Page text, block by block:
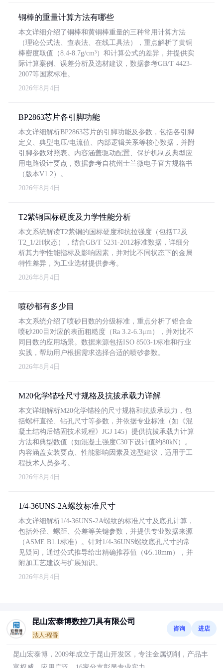
铜棒的重量计算方法有哪些
本文详细介绍了铜棒和黄铜棒重量的三种常用计算方法
（理论公式法、查表法、在线工具法），重点解析了黄铜
棒密度取值（8.4-8.7g/cm³）和计算公式的差异，并提供实
际计算案例、误差分析及选材建议，数据参考GB/T 4423-
2007等国家标准。
2026年8月4日
BP2863芯片各引脚功能
本文详细解析BP2863芯片的引脚功能及参数，包括各引脚
定义、典型电压/电流值、内部逻辑关系等核心数据，并附
引脚参数对照表。内容涵盖驱动配置、保护机制及典型应
用电路设计要点，数据参考自杭州士兰微电子官方规格书
（版本V1.2）。
2026年8月4日
T2紫铜国标硬度及力学性能分析
本文系统解读T2紫铜的国标硬度和抗拉强度（包括T2及
T2_1/2H状态），结合GB/T 5231-2012标准数据，详细分
析其力学性能指标及影响因素，并对比不同状态下的金属
特性差异，为工业选材提供参考。
2026年8月4日
喷砂都有多少目
本文系统介绍了喷砂目数的分级标准，重点分析了铝合金
喷砂200目对应的表面粗糙度（Ra 3.2-6.3μm），并对比不
同目数的应用场景。数据来源包括ISO 8503-1标准和行业
实践，帮助用户根据需求选择合适的喷砂参数。
2026年8月4日
M20化学锚栓尺寸规格及抗拔承载力详解
本文详细解析M20化学锚栓的尺寸规格和抗拔承载力，包
括螺杆直径、钻孔尺寸等参数，并依据专业标准（如《混
凝土结构后锚固技术规程》JGJ 145）提供抗拔承载力计算
方法和典型数值（如混凝土强度C30下设计值约80kN）。
内容涵盖安装要点、性能影响因素及选型建议，适用于工
程技术人员参考。
2026年8月4日
1/4-36UNS-2A螺纹标准尺寸
本文详细解析1/4-36UNS-2A螺纹的标准尺寸及底孔计算，
包括外径、螺距、公差等关键参数，并提供专业数据来源
（ASME B1.1标准）。针对1/4-36UNS螺纹底孔尺寸的常
见疑问，通过公式推导给出精确推荐值（Φ5.18mm），并
附加工艺建议与扩展知识。
2026年8月4日
昆山宏泰博数控刀具有限公司
法人:程香
咨询 进店
昆山宏泰博，2009年成立于昆山开发区，专注金属切削，产品丰